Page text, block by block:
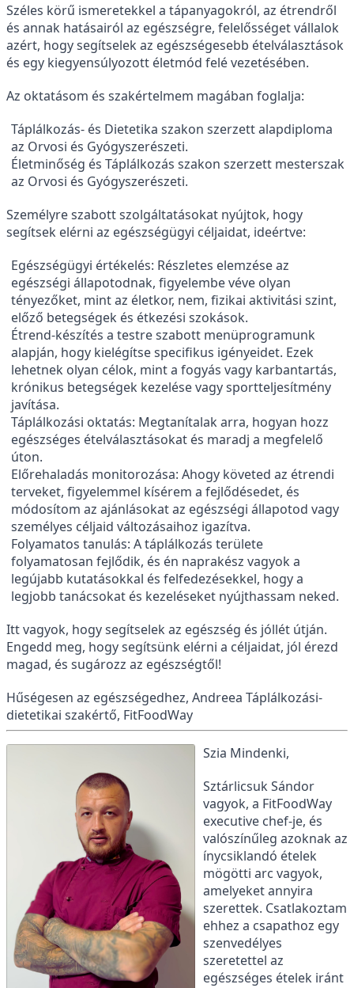
Széles körű ismeretekkel a tápanyagokról, az étrendről
és annak hatásairól az egészségre, felelősséget vállalok
azért, hogy segítselek az egészségesebb ételválasztások
és egy kiegyensúlyozott életmód felé vezetésében.
Az oktatásom és szakértelmem magában foglalja:
Táplálkozás- és Dietetika szakon szerzett alapdiploma
az Orvosi és Gyógyszerészeti.
Életminőség és Táplálkozás szakon szerzett mesterszak
az Orvosi és Gyógyszerészeti.
Személyre szabott szolgáltatásokat nyújtok, hogy
segítsek elérni az egészségügyi céljaidat, ideértve:
Egészségügyi értékelés: Részletes elemzése az
egészségi állapotodnak, figyelembe véve olyan
tényezőket, mint az életkor, nem, fizikai aktivitási szint,
előző betegségek és étkezési szokások.
Étrend-készítés a testre szabott menüprogramunk
alapján, hogy kielégítse specifikus igényeidet. Ezek
lehetnek olyan célok, mint a fogyás vagy karbantartás,
krónikus betegségek kezelése vagy sportteljesítmény
javítása.
Táplálkozási oktatás: Megtanítalak arra, hogyan hozz
egészséges ételválasztásokat és maradj a megfelelő
úton.
Előrehaladás monitorozása: Ahogy követed az étrendi
terveket, figyelemmel kísérem a fejlődésedet, és
módosítom az ajánlásokat az egészségi állapotod vagy
személyes céljaid változásaihoz igazítva.
Folyamatos tanulás: A táplálkozás területe
folyamatosan fejlődik, és én naprakész vagyok a
legújabb kutatásokkal és felfedezésekkel, hogy a
legjobb tanácsokat és kezeléseket nyújthassam neked.
Itt vagyok, hogy segítselek az egészség és jóllét útján.
Engedd meg, hogy segítsünk elérni a céljaidat, jól érezd
magad, és sugározz az egészségtől!
Hűségesen az egészségedhez, Andreea Táplálkozási-
dietetikai szakértő, FitFoodWay
Szia Mindenki,
Sztárlicsuk Sándor
vagyok, a FitFoodWay
executive chef-je, és
valószínűleg azoknak az
ínycsiklandó ételek
mögötti arc vagyok,
amelyeket annyira
szerettek. Csatlakoztam
ehhez a csapathoz egy
szenvedélyes
szeretettel az
egészséges ételek iránt